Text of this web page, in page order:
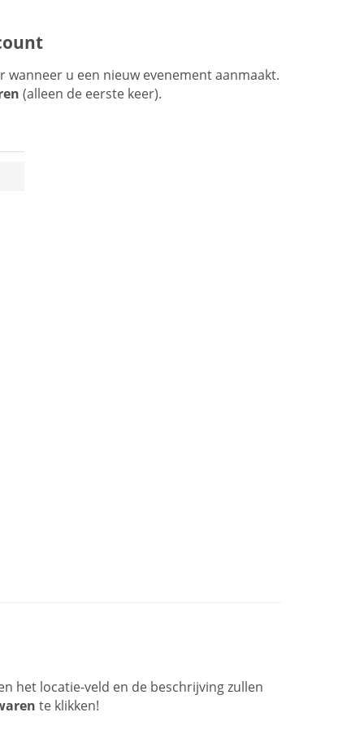
wanneer u een nieuw evenement aanmaakt.
(alleen de eerste keer).
het locatie-veld en de beschrijving zullen
te klikken!